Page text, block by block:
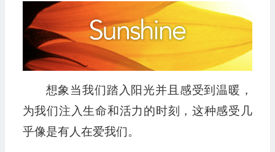
放
想象当我们踏入阳光并且感受到温暖，
为我们注入生命和活力的时刻，这种感受几
乎像是有人在爱我们。